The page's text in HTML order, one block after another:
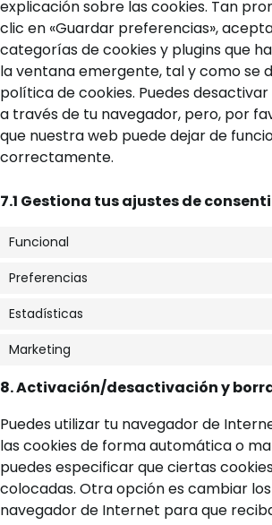
explicación sobre las cookies. Tan
clic en «Guardar preferencias»,
categorías de cookies y plugins que
la ventana emergente, tal y como se
política de cookies. Puedes
a través de tu navegador, pero, por
que nuestra web puede dejar de
correctamente.
7.1 Gestiona tus ajustes de
Funcional
Preferencias
Estadísticas
Marketing
8. Activación/desactivación y
Puedes utilizar tu navegador de
las cookies de forma automática o
puedes especificar que ciertas
colocadas. Otra opción es cambiar
navegador de Internet para que